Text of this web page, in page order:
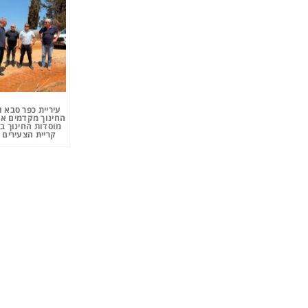
עיריית כפר
החינוך מקדמים
מוסדות החינוך
קריית